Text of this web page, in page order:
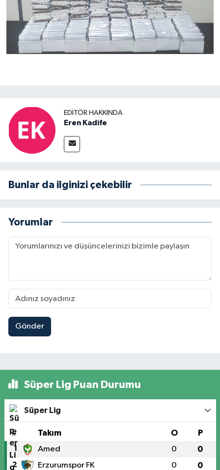
EDITÖR HAKKINDA
Eren Kadife
Bunlar da ilginizi çekebilir
Yorumlar
Gönder
Süper Lig Puan Durumu
Süper Lig
# Takım O P
1 Amed 0 0
2 Erzurumspor FK 0 0